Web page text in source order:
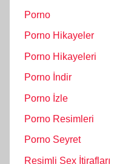
Porno
Porno Hikayeler
Porno Hikayeleri
Porno İndir
Porno İzle
Porno Resimleri
Porno Seyret
Resimli Sex İtirafları